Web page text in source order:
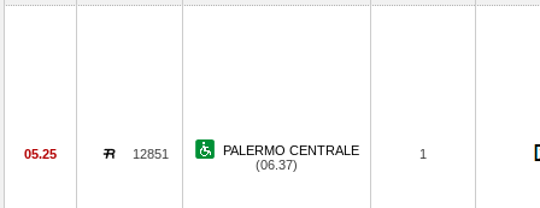
05.25 12851
PALERMO CENTRALE
(06.37)
1